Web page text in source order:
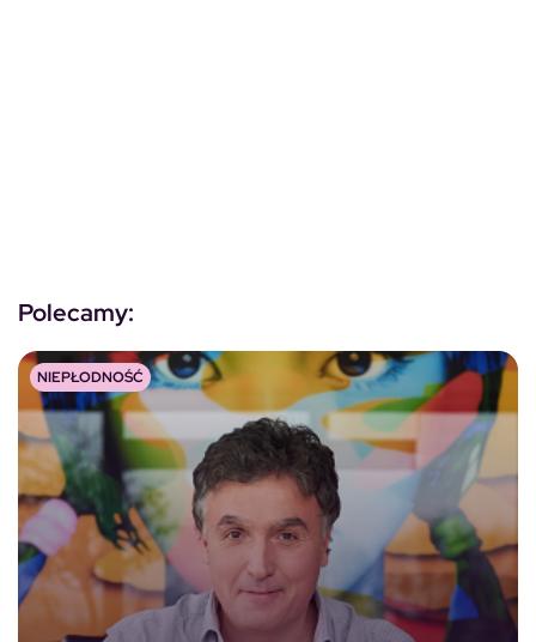
Polecamy:
NIEPŁODNOŚĆ